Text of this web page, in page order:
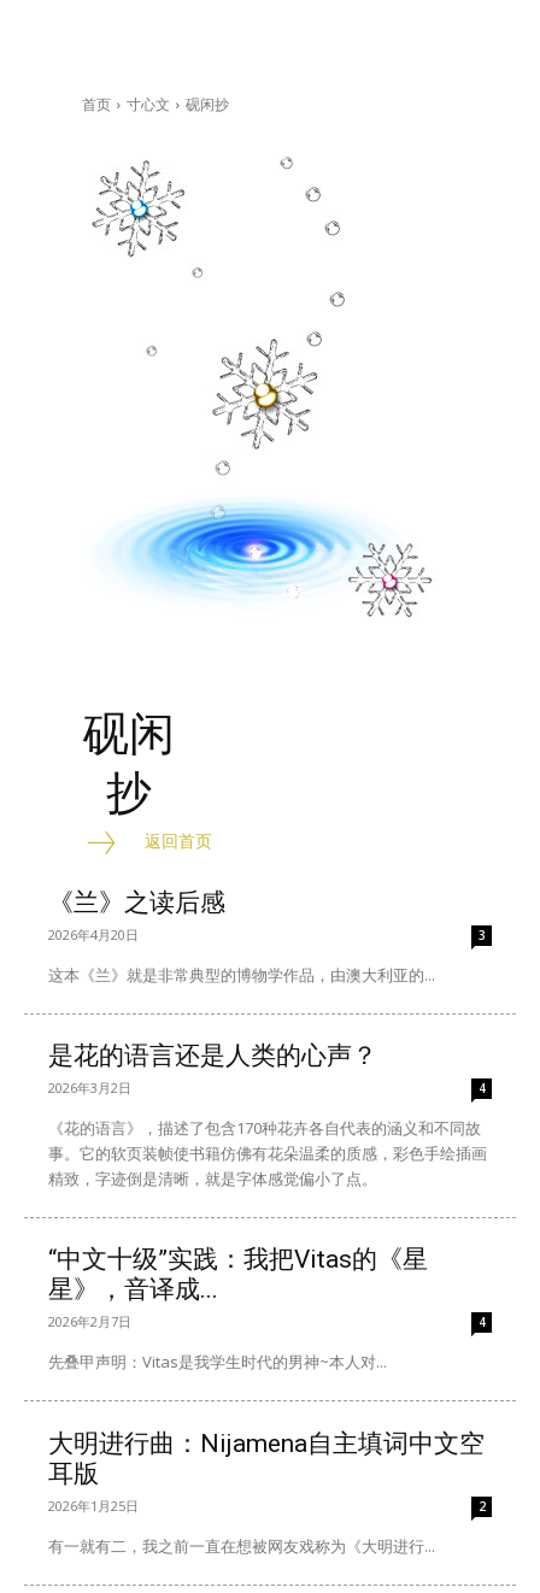
首页 寸心文 砚闲抄
砚闲
抄
返回首页
《兰》之读后感
2026年4月20日 3
这本《兰》就是非常典型的博物学作品，由澳大利亚的...
是花的语言还是人类的心声？
2026年3月2日 4
《花的语言》，描述了包含170种花卉各自代表的涵义和不同故
事。它的软页装帧使书籍仿佛有花朵温柔的质感，彩色手绘插画
精致，字迹倒是清晰，就是字体感觉偏小了点。
“中文十级”实践：我把Vitas的《星
星》，音译成...
2026年2月7日 4
先叠甲声明：Vitas是我学生时代的男神~本人对...
大明进行曲：Nijamena自主填词中文空
耳版
2026年1月25日 2
有一就有二，我之前一直在想被网友戏称为《大明进行...